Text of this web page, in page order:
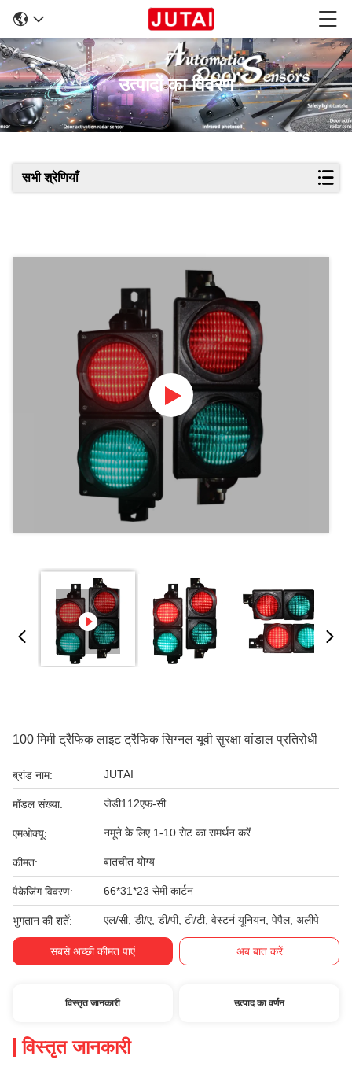
उत्पादों का विवरण
सभी श्रेणियाँ
100 मिमी ट्रैफिक लाइट ट्रैफिक सिग्नल यूवी सुरक्षा वांडाल प्रतिरोधी
ब्रांड नाम: JUTAI
मॉडल संख्या: जेडी112एफ-सी
एमओक्यू: नमूने के लिए 1-10 सेट का समर्थन करें
कीमत: बातचीत योग्य
पैकेजिंग विवरण: 66*31*23 सेमी कार्टन
भुगतान की शर्तें: एल/सी, डी/ए, डी/पी, टी/टी, वेस्टर्न यूनियन, पेपैल, अलीपे
सबसे अच्छी कीमत पाएं अब बात करें
विस्तृत जानकारी उत्पाद का वर्णन
विस्तृत जानकारी